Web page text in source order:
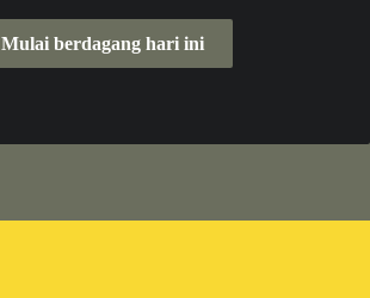
Mulai berdagang hari ini